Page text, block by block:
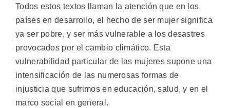
Todos estos textos llaman la atención que en los
países en desarrollo, el hecho de ser mujer significa
ya ser pobre, y ser más vulnerable a los desastres
provocados por el cambio climático. Esta
vulnerabilidad particular de las mujeres supone una
intensificación de las numerosas formas de
injusticia que sufrimos en educación, salud, y en el
marco social en general.